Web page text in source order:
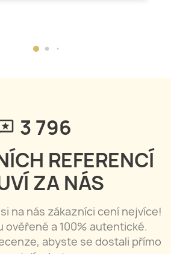
3 796
REFERENCÍ
ZA NÁS
na nás zákazníci cení nejvíce!
ověřené a 100% autentické.
abyste se dostali přímo